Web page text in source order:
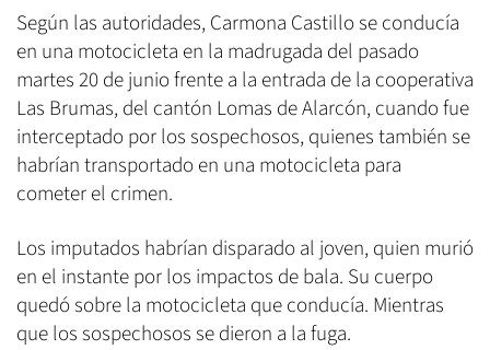
Según las autoridades, Carmona Castillo se conducía
en una motocicleta en la madrugada del pasado
martes 20 de junio frente a la entrada de la cooperativa
Las Brumas, del cantón Lomas de Alarcón, cuando fue
interceptado por los sospechosos, quienes también se
habrían transportado en una motocicleta para
cometer el crimen.
Los imputados habrían disparado al joven, quien murió
en el instante por los impactos de bala. Su cuerpo
quedó sobre la motocicleta que conducía. Mientras
que los sospechosos se dieron a la fuga.